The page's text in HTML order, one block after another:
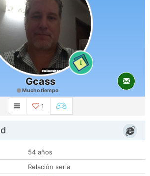
1
Gcass
Mucho tiempo
1
54 años
Relación seria